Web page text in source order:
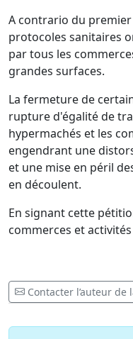
A contrario du
protocoles sanitaires
par tous les
grandes surfaces.
La fermeture de
rupture d'égalité de
hypermachés et les
engendrant une
et une mise en péril
en découlent.
En signant cette
commerces et
Contacter l’auteur de